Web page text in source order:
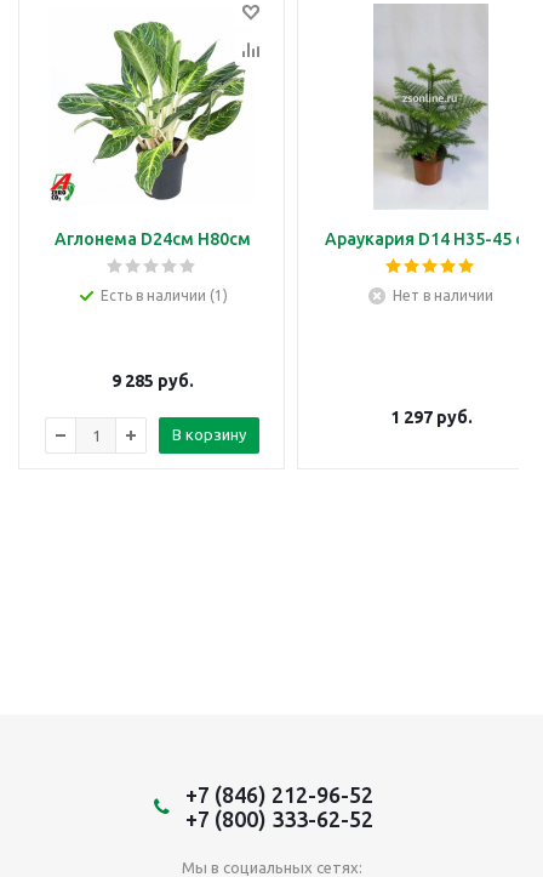
Аглонема D24см H80см
Есть в наличии (1)
9 285 руб.
В корзину
Араукария D14 H35-45 см
Нет в наличии
1 297руб.
+7 (846) 212-96-52
+7 (800) 333-62-52
Мы в социальных сетях: